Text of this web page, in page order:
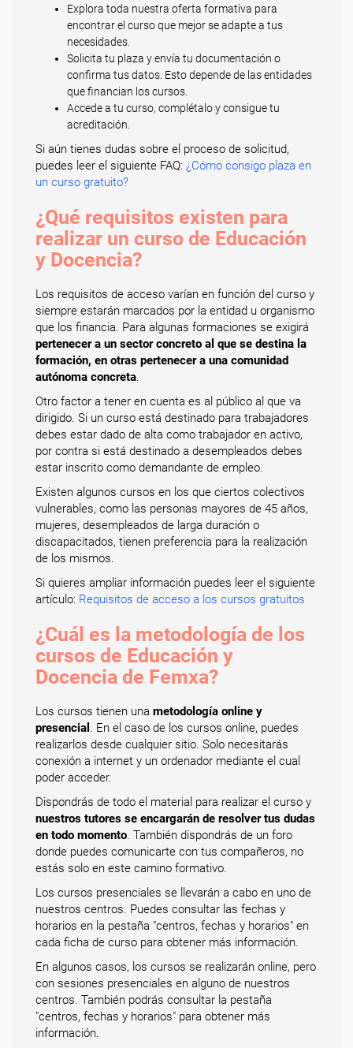
Explora toda nuestra oferta formativa para
encontrar el curso que mejor se adapte a tus
necesidades.
Solicita tu plaza y envía tu documentación o
confirma tus datos. Esto depende de las entidades
que financian los cursos.
Accede a tu curso, complétalo y consigue tu
acreditación.
Si aún tienes dudas sobre el proceso de solicitud,
puedes leer el siguiente FAQ: ¿Cómo consigo plaza en
un curso gratuito?
¿Qué requisitos existen para
realizar un curso de Educación
y Docencia?
Los requisitos de acceso varían en función del curso y
siempre estarán marcados por la entidad u organismo
que los financia. Para algunas formaciones se exigirá
pertenecer a un sector concreto al que se destina la
formación, en otras pertenecer a una comunidad
autónoma concreta.
Otro factor a tener en cuenta es al público al que va
dirigido. Si un curso está destinado para trabajadores
debes estar dado de alta como trabajador en activo,
por contra si está destinado a desempleados debes
estar inscrito como demandante de empleo.
Existen algunos cursos en los que ciertos colectivos
vulnerables, como las personas mayores de 45 años,
mujeres, desempleados de larga duración o
discapacitados, tienen preferencia para la realización
de los mismos.
Si quieres ampliar información puedes leer el siguiente
artículo: Requisitos de acceso a los cursos gratuitos
¿Cuál es la metodología de los
cursos de Educación y
Docencia de Femxa?
Los cursos tienen una metodología online y
presencial . En el caso de los cursos online, puedes
realizarlos desde cualquier sitio. Solo necesitarás
conexión a internet y un ordenador mediante el cual
poder acceder.
Dispondrás de todo el material para realizar el curso y
nuestros tutores se encargarán de resolver tus dudas
en todo momento. También dispondrás de un foro
donde puedes comunicarte con tus compañeros, no
estás solo en este camino formativo.
Los cursos presenciales se llevarán a cabo en uno de
nuestros centros. Puedes consultar las fechas y
horarios en la pestaña "centros, fechas y horarios" en
cada ficha de curso para obtener más información.
En algunos casos, los cursos se realizarán online, pero
con sesiones presenciales en alguno de nuestros
centros. También podrás consultar la pestaña
"centros, fechas y horarios" para obtener más
información.